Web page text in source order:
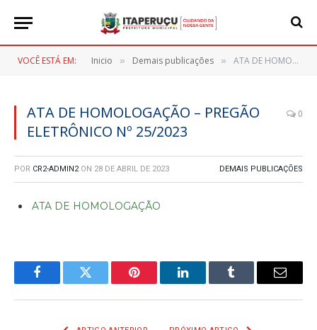
VOCÊ ESTÁ EM: Inicio » Demais publicações » ATA DE HOMOLOGAÇÃO – PREGÃO ELETRÔNICO Nº 25/2023
ATA DE HOMOLOGAÇÃO – PREGÃO
ELETRÔNICO Nº 25/2023
0
POR CR2-ADMIN2 ON 28 DE ABRIL DE 2023 DEMAIS PUBLICAÇÕES
ATA DE HOMOLOGAÇÃO
FacebookTwitter Pinterest LinkedInTumblr
E-